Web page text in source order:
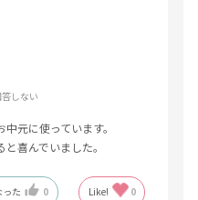
しない
元に使っています。
喜んでいました。
った 0 Like! 0